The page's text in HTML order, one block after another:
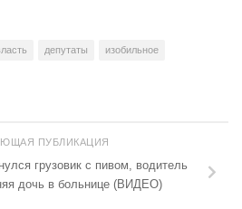
депутаты изобильное
ПУБЛИКАЦИЯ
грузовик с пивом, водитель
дочь в больнице (ВИДЕО)